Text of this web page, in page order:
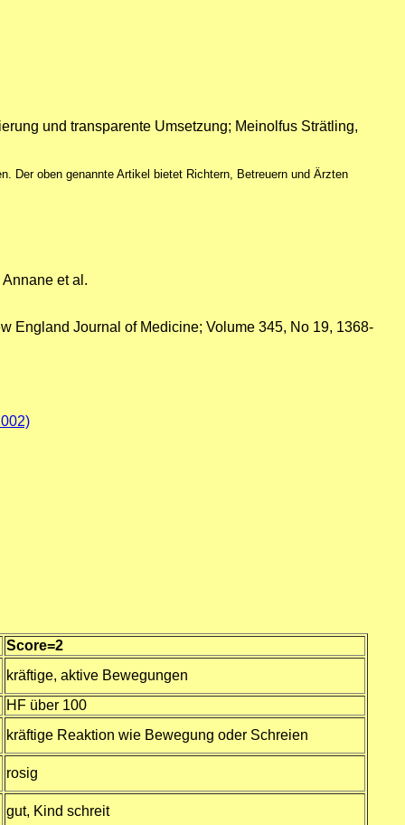
und transparente Umsetzung; Meinolfus Strätling,
Der oben genannte Artikel bietet Richtern, Betreuern und Ärzten
et al.
England Journal of Medicine; Volume 345, No 19, 1368-
Score=2
kräftige, aktive Bewegungen
HF über 100
kräftige Reaktion wie Bewegung oder Schreien
rosig
gut, Kind schreit